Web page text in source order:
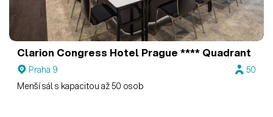
Clarion Congress Hotel Prague **** Quadrant
Praha 9
50
Menší sál s kapacitou až 50 osob